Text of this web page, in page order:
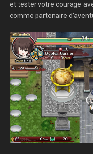
et tester votre courage
comme partenaire